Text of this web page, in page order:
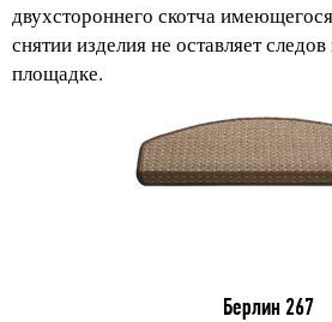
двухстороннего скотча
снятии изделия не оставляет
площадке.
Берлин 267